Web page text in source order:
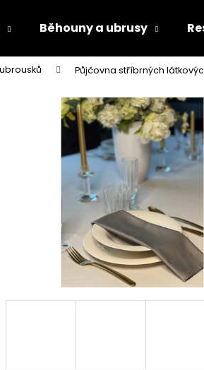
Běhouny a ubrusy
Půjčovna stříbrných
Co potřebujete najít?
Doporučujeme